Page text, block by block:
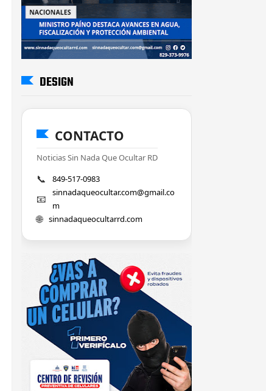
DESIGN
CONTACTO
Noticias Sin Nada Que Ocultar RD
📞 849-517-0983
📧
sinnadaqueocultar.com@gmail.co
m
🌐 sinnadaqueocultarrd.com